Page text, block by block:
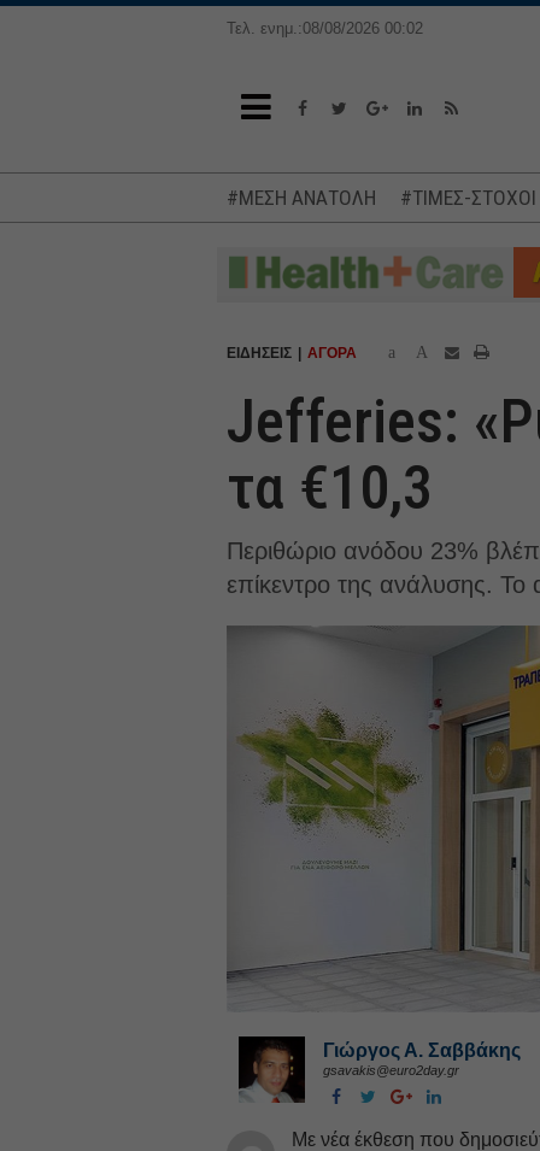
Τελ. ενημ.:08/08/2026 00:02
#ΜΕΣΗ ΑΝΑΤΟΛΗ #ΤΙΜΕΣ-
ΕΙΔΗΣΕΙΣ ΑΓΟΡΑ a A
Jefferies:
τα €10,3
Περιθώριο ανόδου 23%
επίκεντρο της ανάλυσης. Το
Γιώργος Α. Σαββάκης
gsavakis@euro2day.gr
Με νέα έκθεση που